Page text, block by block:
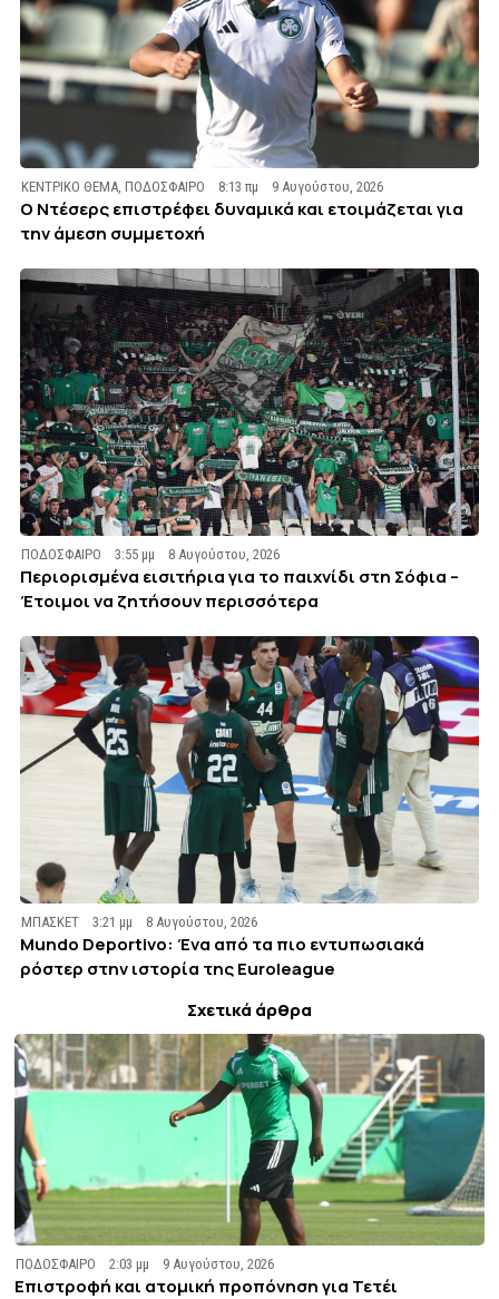
ΚΕΝΤΡΙΚΟ ΘΕΜΑ ,ΠΟΔΟΣΦΑΙΡΟ 8:13 πμ 9 Αυγούστου, 2026
Ο Ντέσερς επιστρέφει δυναμικά και ετοιμάζεται για
την άμεση συμμετοχή
ΠΟΔΟΣΦΑΙΡΟ 3:55 μμ 8 Αυγούστου, 2026
Περιορισμένα εισιτήρια για το παιχνίδι στη Σόφια –
Έτοιμοι να ζητήσουν περισσότερα
ΜΠΑΣΚΕΤ 3:21 μμ 8 Αυγούστου, 2026
Mundo Deportivo: Ένα από τα πιο εντυπωσιακά
ρόστερ στην ιστορία της Euroleague
Σχετικά άρθρα
ΠΟΔΟΣΦΑΙΡΟ 2:03 μμ 9 Αυγούστου, 2026
Επιστροφή και ατομική προπόνηση για Τετέι